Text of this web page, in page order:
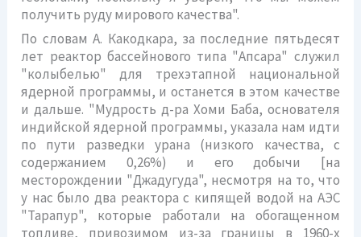
получить руду мирового качества".
По словам А. Какодкара, за последние пятьдесят
лет реактор бассейнового типа "Апсара" служил
"колыбелью" для трехэтапной национальной
ядерной программы, и останется в этом качестве
и дальше. "Мудрость д-ра Хоми Баба, основателя
индийской ядерной программы, указала нам идти
по пути разведки урана (низкого качества, с
содержанием 0,26%) и его добычи [на
месторождении "Джадугуда", несмотря на то, что
у нас было два реактора с кипящей водой на АЭС
"Тарапур", которые работали на обогащенном
топливе, привозимом из-за границы в 1960-х